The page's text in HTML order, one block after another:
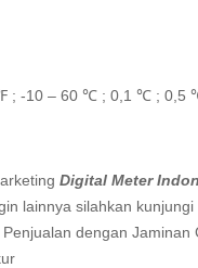
; -10 – 60 ℃ ; 0,1 ℃ ; 0,5
Digital Meter
lainnya silahkan
dengan